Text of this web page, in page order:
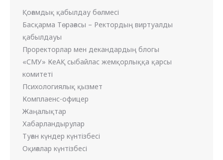
Қоғамдық қабылдау бөлмесі
Басқарма Төрағасы – Ректордың виртуалды
қабылдауы
Проректорлар мен декандардың блогы
«СМУ» КеАҚ сыбайлас жемқорлыққа қарсы
комитеті
Психологиялық қызмет
Комплаенс-офицер
Жаңалықтар
Хабарландырулар
Туған күндер күнтізбесі
Оқиғалар күнтізбесі